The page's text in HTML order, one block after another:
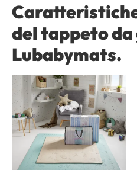
del tappeto da
Lubabymats.